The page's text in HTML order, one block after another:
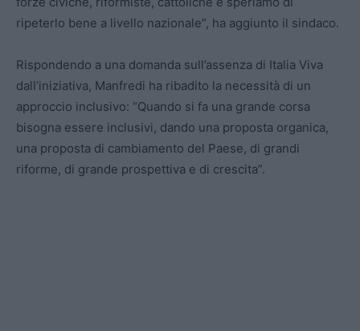
ripeterlo bene a livello nazionale”, ha aggiunto il sindaco.
Rispondendo a una domanda sull’assenza di Italia Viva
dall’iniziativa, Manfredi ha ribadito la necessità di un
approccio inclusivo: “Quando si fa una grande corsa
bisogna essere inclusivi, dando una proposta organica,
una proposta di cambiamento del Paese, di grandi
riforme, di grande prospettiva e di crescita”.